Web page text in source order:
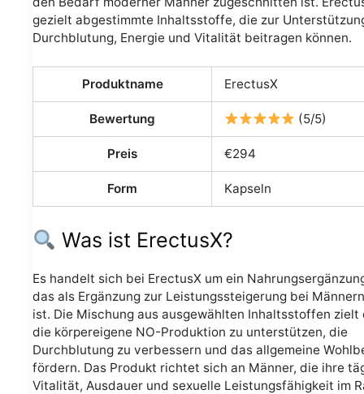
gezielt abgestimmte Inhaltsstoffe, die zur
Durchblutung, Energie und Vitalität beitragen können.
Produktname ErectusX
Bewertung (5/5)
Preis €294
Form Kapseln
Was ist ErectusX?
Es handelt sich bei ErectusX um ein
das als Ergänzung zur Leistungssteigerung bei
ist. Die Mischung aus ausgewählten Inhaltsstoffen zielt
die körpereigene NO-Produktion zu unterstützen, die
Durchblutung zu verbessern und das allgemeine
fördern. Das Produkt richtet sich an Männer, die ihre
Vitalität, Ausdauer und sexuelle Leistungsfähigkeit im